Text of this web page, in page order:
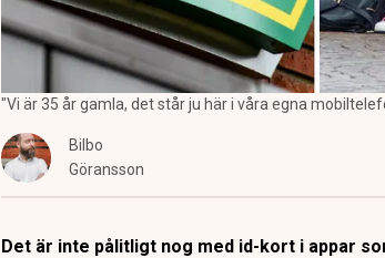
"Vi är 35 år gamla, det står ju här i våra egna
Bilbo
Göransson
Det är inte pålitligt nog med id-kort i appar